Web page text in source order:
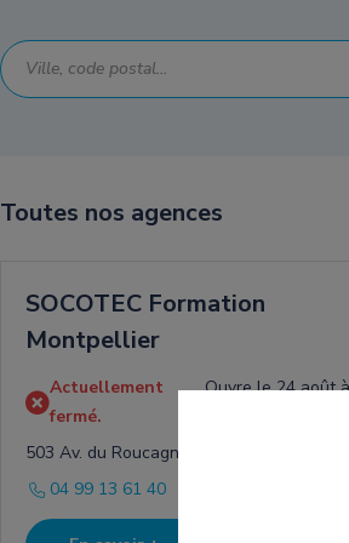
Toutes nos agences
SOCOTEC Formation
Montpellier
Actuellement
fermé.
Ouvre le 24 août
503 Av. du Roucagnier, 34400 Lunel-Viel
04 99 13 61 40